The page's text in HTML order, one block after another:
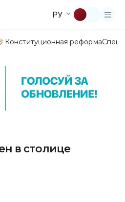
РУ
Конституционная реформа
в столице